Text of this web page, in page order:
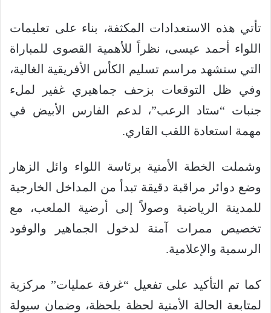
تأتي هذه الاستعدادات المكثفة، بناء على تعليمات
اللواء أحمد عيسى، نظراً للأهمية القصوى للمباراة
التي ستشهد مراسم تسليم الكأس الأفريقية الغالية،
وفي ظل التوقعات بزحف جماهيري غفير لملء
جنبات “ستاد الرعب”، لدعم الفارس الأبيض في
مهمة استعادة اللقب القاري.
وشملت الخطة الأمنية برئاسة اللواء وائل الزهار
وضع دوائر مراقبة دقيقة تبدأ من المداخل الخارجية
للمدينة الرياضية وصولاً إلى أرضية الملعب، مع
تخصيص ممرات آمنة لدخول الجماهير والوفود
الرسمية والإعلامية.
كما تم التأكيد على تفعيل “غرفة عمليات” مركزية
لمتابعة الحالة الأمنية لحظة بلحظة، وضمان سيولة